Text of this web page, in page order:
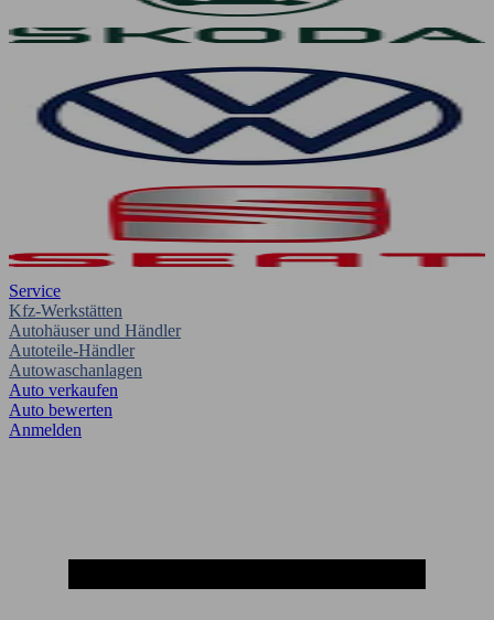
Service
Kfz-Werkstätten
Autohäuser und Händler
Autoteile-Händler
Autowaschanlagen
Auto verkaufen
Auto bewerten
Anmelden